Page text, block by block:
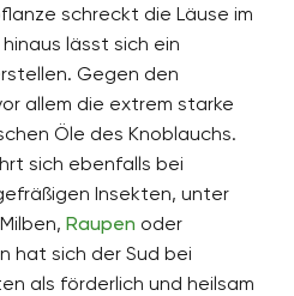
schreckt die Läuse im
lässt sich ein
Gegen den
allem die extrem starke
Öle des Knoblauchs.
sich ebenfalls bei
Insekten, unter
Raupen oder
hat sich der Sud bei
als förderlich und heilsam